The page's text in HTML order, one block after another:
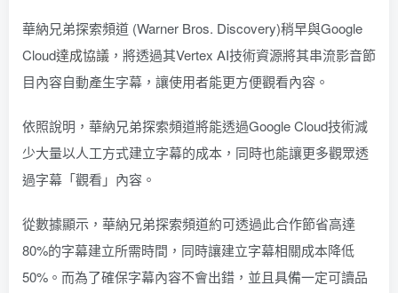
華納兄弟探索頻道 (Warner Bros. Discovery)稍早與Google
Cloud達成協議 ，將透過其Vertex AI技術資源將其串流影音節
目內容自動產生字幕，讓使用者能更方便觀看內容。
依照說明，華納兄弟探索頻道將能透過Google Cloud技術減
少大量以人工方式建立字幕的成本，同時也能讓更多觀眾透
過字幕「觀看」內容。
從數據顯示，華納兄弟探索頻道約可透過此合作節省高達
80%的字幕建立所需時間，同時讓建立字幕相關成本降低
50%。而為了確保字幕內容不會出錯，並且具備一定可讀品